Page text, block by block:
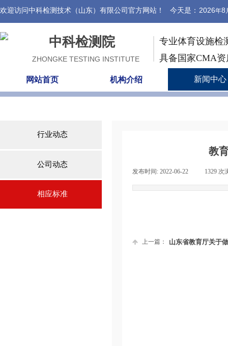
2026年8
欢迎访问中科检测技术（山东）有限公司官方网站！ 今天是：
网站首页 机构介绍 新闻中心
具备国家CMA
专业体育设施检
中科检测院
ZHONGKE TESTING INSTITUTE
行业动态
公司动态
相应标准
教
发布时间: 2022-06-22 1329 次
上一篇： 山东省教育厅关于